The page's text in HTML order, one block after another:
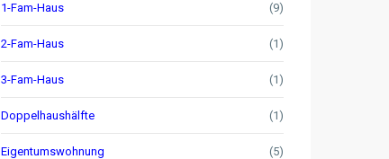
1-Fam-Haus (9)
2-Fam-Haus (1)
3-Fam-Haus (1)
Doppelhaushälfte (1)
Eigentumswohnung (5)